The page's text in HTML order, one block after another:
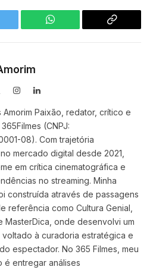
WhatsApp
Copy
InstagramLinkedIn
Amorim Paixão, redator, crítico e
(CNPJ:
08). Com trajetória
mercado digital desde 2021,
em crítica cinematográfica e
no streaming. Minha
construída através de passagens
referência como Cultura Genial,
MasterDica, onde desenvolvi um
à curadoria estratégica e
espectador. No 365 Filmes, meu
é entregar análises